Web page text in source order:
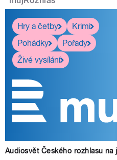
Hry a četby
Krimi
Pohádky
Pořady
Živé vysílání
Audiosvět Českého rozhlasu na